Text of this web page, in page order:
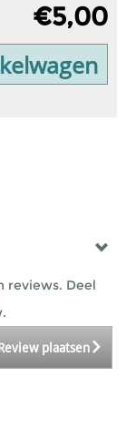
€5,00
reviews. Deel
plaatsen